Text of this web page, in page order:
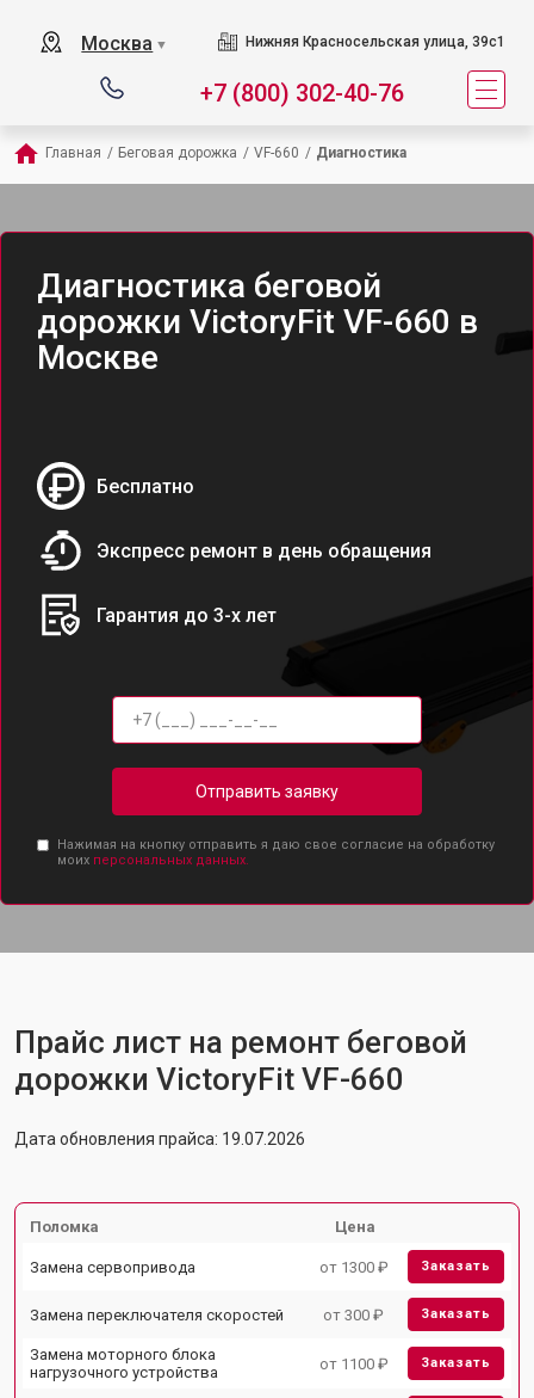
Москва ▼ Нижняя Красносельская улица, 39с1
+7 (800) 302-40-76
Главная / Беговая дорожка / VF-660 / Диагностика
Диагностика беговой
дорожки VictoryFit VF-660 в
Москве
Бесплатно
Экспресс ремонт в день обращения
Гарантия до 3-х лет
Отправить заявку
Нажимая на кнопку отправить я даю свое согласие на обработку
моих персональных данных.
Прайс лист на ремонт беговой
дорожки VictoryFit VF-660
Дата обновления прайса: 19.07.2026
Поломка Цена
Замена сервопривода от 1300 ₽ Заказать
Замена переключателя скоростей от 300 ₽ Заказать
Замена моторного блока
нагрузочного устройства
от 1100 ₽ Заказать